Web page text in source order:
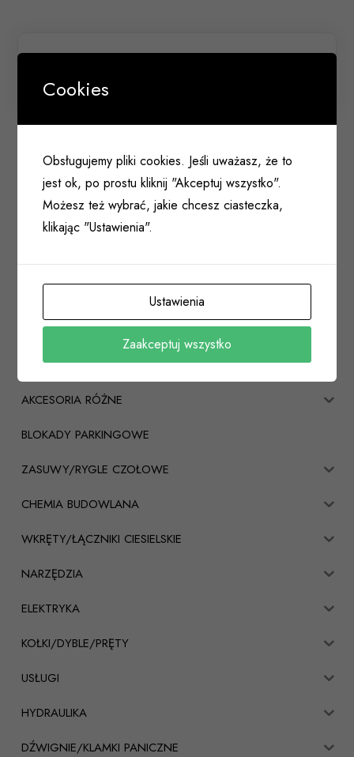
Koszulki termokurczliwe MIX PRC2 (164szt.)
027 390
ZAMKI
SAMOZAMYKACZE/SIŁOWNIKI
WKŁADKI
KLAMKI/POCHWYTY DRZWIOWE
ZAWIASY
KŁÓDKI
AKCESORIA RÓŻNE
BLOKADY PARKINGOWE
ZASUWY/RYGLE CZOŁOWE
CHEMIA BUDOWLANA
WKRĘTY/ŁĄCZNIKI CIESIELSKIE
NARZĘDZIA
ELEKTRYKA
KOŁKI/DYBLE/PRĘTY
USŁUGI
HYDRAULIKA
DŹWIGNIE/KLAMKI PANICZNE
Cookies
Obsługujemy pliki cookies. Jeśli uważasz, że to
jest ok, po prostu kliknij "Akceptuj wszystko".
Możesz też wybrać, jakie chcesz ciasteczka,
klikając "Ustawienia".
Ustawienia
Zaakceptuj wszystko